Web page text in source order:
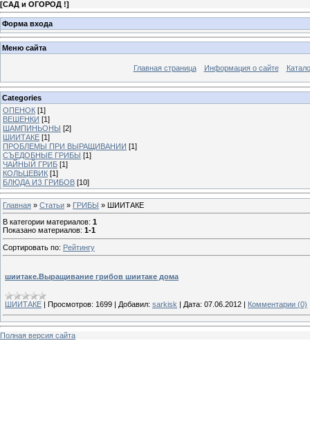
[САД и ОГОРОД !]
Форма входа
Меню сайта
Главная страница Информация о сайте
Categories
ОПЕНОК [1]
ВЕШЕНКИ [1]
ШАМПИНЬОНЫ [2]
ШИИТАКЕ [1]
ПРОБЛЕМЫ ПРИ ВЫРАЩИВАНИИ [1]
СЪЕДОБНЫЕ ГРИБЫ [1]
ЧАЙНЫЙ ГРИБ [1]
КОЛЬЦЕВИК [1]
БЛЮДА ИЗ ГРИБОВ [10]
Главная » Статьи » ГРИБЫ » ШИИТАКЕ
В категории материалов: 1
Показано материалов: 1-1
Сортировать по: Рейтингу
шиитаке.Выращивание грибов шиитаке дома
ШИИТАКЕ Просмотров: 1699 Добавил: sarkisk Дата: 07.06.2012 Комментарии (0)
Полная версия сайта